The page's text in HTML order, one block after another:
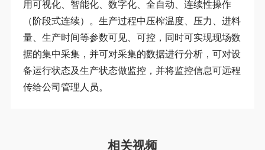
用可视化、智能化、数字化、全自动、连续性操作
（阶段式连续）。生产过程中压榨温度、压力、进料
量、生产时间等参数可见、可控，同时可实现现场数
据的集中采集，并可对采集的数据进行分析，可对设
备运行状态及生产状态做监控，并将监控信息可远程
传给公司管理人员。
相关视频